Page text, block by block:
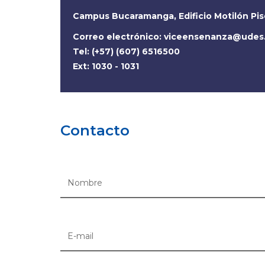
Campus Bucaramanga, Edificio Motilón
Correo electrónico:
Tel: (+57) (607) 6516500
Ext: 1030 - 1031
Contacto